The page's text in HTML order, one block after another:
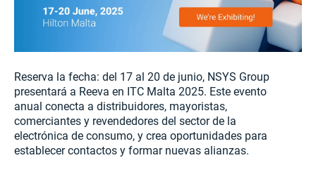
Reserva la fecha: del 17 al 20 de junio, NSYS Group
presentará a Reeva en ITC Malta 2025. Este evento
anual conecta a distribuidores, mayoristas,
comerciantes y revendedores del sector de la
electrónica de consumo, y crea oportunidades para
establecer contactos y formar nuevas alianzas.